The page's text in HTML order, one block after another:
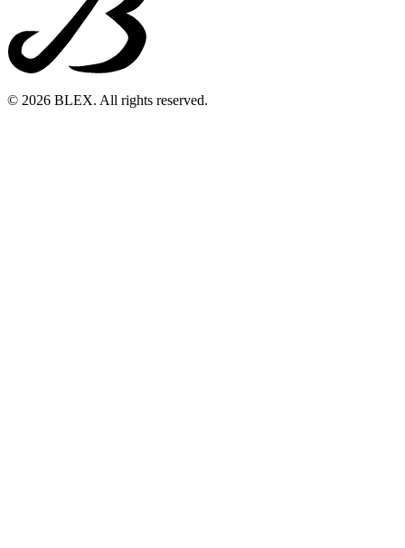
© 2026 BLEX. All rights reserved.